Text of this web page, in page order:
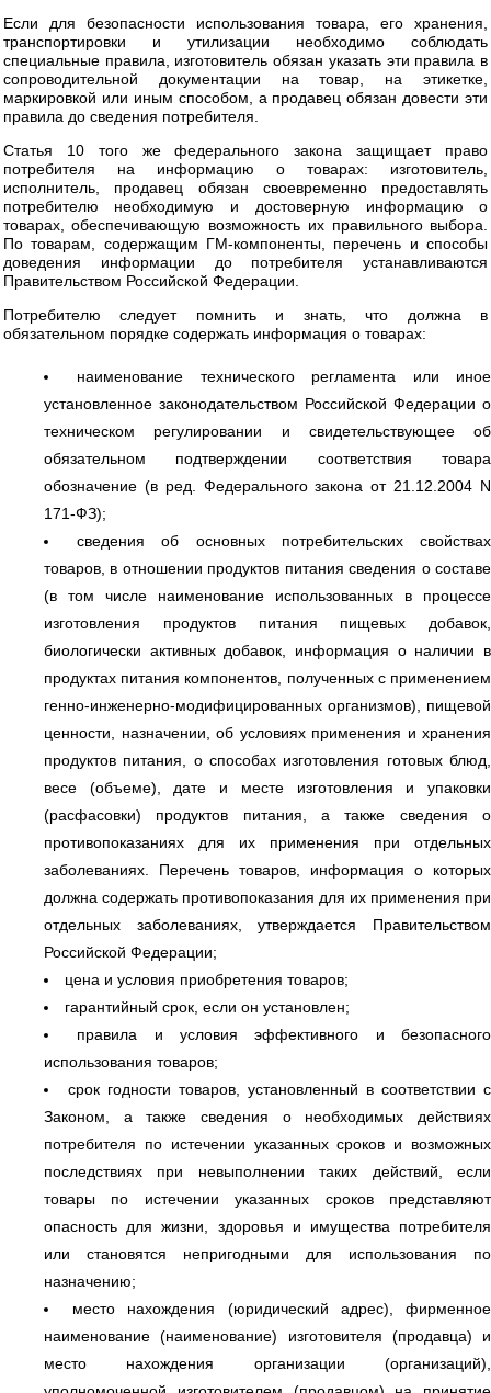
Если для безопасности использования товара, его хранения,
транспортировки и утилизации необходимо соблюдать
специальные правила, изготовитель обязан указать эти правила в
сопроводительной документации на товар, на этикетке,
маркировкой или иным способом, а продавец обязан довести эти
правила до сведения потребителя.
Статья 10 того же федерального закона защищает право
потребителя на информацию о товарах: изготовитель,
исполнитель, продавец обязан своевременно предоставлять
потребителю необходимую и достоверную информацию о
товарах, обеспечивающую возможность их правильного выбора.
По товарам, содержащим ГМ-компоненты, перечень и способы
доведения информации до потребителя устанавливаются
Правительством Российской Федерации.
Потребителю следует помнить и знать, что должна в
обязательном порядке содержать информация о товарах:
наименование технического регламента или иное
установленное законодательством Российской Федерации о
техническом регулировании и свидетельствующее об
обязательном подтверждении соответствия товара
обозначение (в ред. Федерального закона от 21.12.2004 N
171-ФЗ);
сведения об основных потребительских свойствах
товаров, в отношении продуктов питания сведения о составе
(в том числе наименование использованных в процессе
изготовления продуктов питания пищевых добавок,
биологически активных добавок, информация о наличии в
продуктах питания компонентов, полученных с применением
генно-инженерно-модифицированных организмов), пищевой
ценности, назначении, об условиях применения и хранения
продуктов питания, о способах изготовления готовых блюд,
весе (объеме), дате и месте изготовления и упаковки
(расфасовки) продуктов питания, а также сведения о
противопоказаниях для их применения при отдельных
заболеваниях. Перечень товаров, информация о которых
должна содержать противопоказания для их применения при
отдельных заболеваниях, утверждается Правительством
Российской Федерации;
цена и условия приобретения товаров;
гарантийный срок, если он установлен;
правила и условия эффективного и безопасного
использования товаров;
срок годности товаров, установленный в соответствии с
Законом, а также сведения о необходимых действиях
потребителя по истечении указанных сроков и возможных
последствиях при невыполнении таких действий, если
товары по истечении указанных сроков представляют
опасность для жизни, здоровья и имущества потребителя
или становятся непригодными для использования по
назначению;
место нахождения (юридический адрес), фирменное
наименование (наименование) изготовителя (продавца) и
место нахождения организации (организаций),